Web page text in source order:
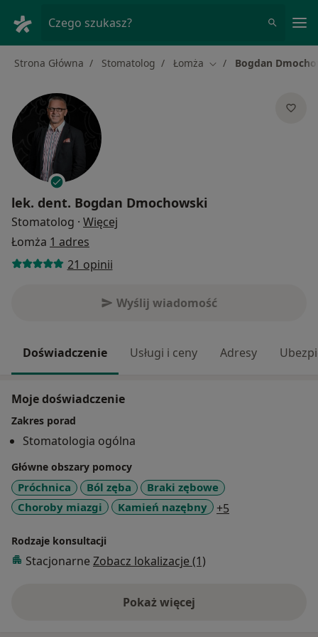
Czego szukasz?
Strona Główna Stomatolog Łomża Zmień miasto
Bogdan
lek. dent. Bogdan Dmochowski
Stomatolog · Więcej
Łomża 1 adres
21 opinii
Wyślij wiadomość
Doświadczenie Usługi i ceny Adresy
Moje doświadczenie
Zakres porad
Stomatologia ogólna
Główne obszary pomocy
Próchnica Ból zęba
Braki zębowe
Choroby miazgi
Kamień nazębny +5
Rodzaje konsultacji
Stacjonarne Zobacz lokalizacje (1)
Pokaż więcejo doświadczeniu